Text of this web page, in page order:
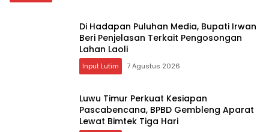
Di Hadapan Puluhan Media, Bupati Irwan
Beri Penjelasan Terkait Pengosongan
Lahan Laoli
Input Lutim 7 Agustus 2026
Luwu Timur Perkuat Kesiapan
Pascabencana, BPBD Gembleng Aparat
Lewat Bimtek Tiga Hari